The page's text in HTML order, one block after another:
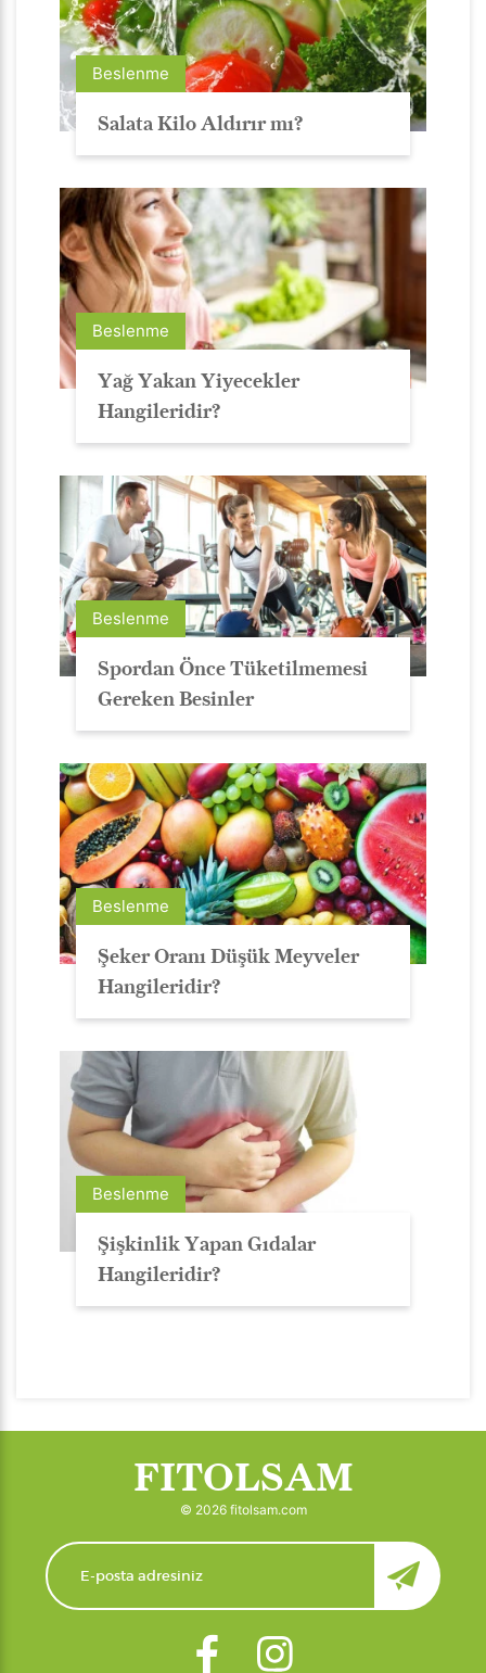
Beslenme
Salata Kilo Aldırır mı?
Beslenme
Yağ Yakan Yiyecekler
Hangileridir?
Beslenme
Spordan Önce Tüketilmemesi
Gereken Besinler
Beslenme
Şeker Oranı Düşük Meyveler
Hangileridir?
Beslenme
Şişkinlik Yapan Gıdalar
Hangileridir?
FITOLSAM
© 2026 fitolsam.com